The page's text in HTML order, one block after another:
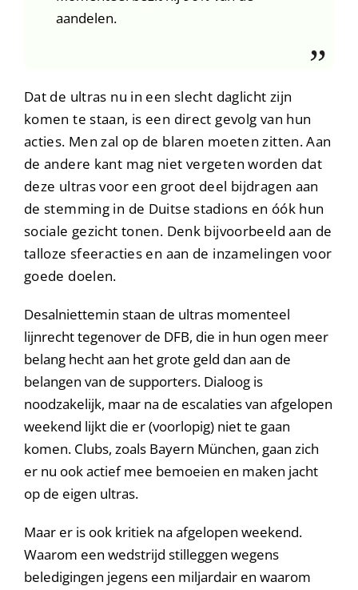
aandelen.
Dat de ultras nu in een slecht daglicht zijn
komen te staan, is een direct gevolg van hun
acties. Men zal op de blaren moeten zitten. Aan
de andere kant mag niet vergeten worden dat
deze ultras voor een groot deel bijdragen aan
de stemming in de Duitse stadions en óók hun
sociale gezicht tonen. Denk bijvoorbeeld aan de
talloze sfeeracties en aan de inzamelingen voor
goede doelen.
Desalniettemin staan de ultras momenteel
lijnrecht tegenover de DFB, die in hun ogen meer
belang hecht aan het grote geld dan aan de
belangen van de supporters. Dialoog is
noodzakelijk, maar na de escalaties van afgelopen
weekend lijkt die er (voorlopig) niet te gaan
komen. Clubs, zoals Bayern München, gaan zich
er nu ook actief mee bemoeien en maken jacht
op de eigen ultras.
Maar er is ook kritiek na afgelopen weekend.
Waarom een wedstrijd stilleggen wegens
beledigingen jegens een miljardair en waarom